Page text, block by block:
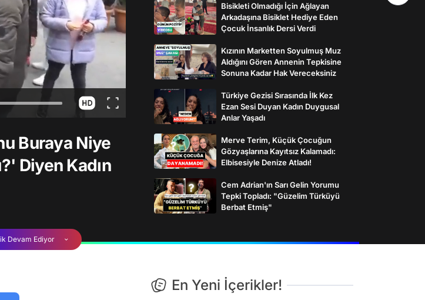
Buraya Niye
Diyen Kadın
Bisikleti Olmadığı İçin Ağlayan
Arkadaşına Bisiklet Hediye Eden
Çocuk İnsanlık Dersi Verdi
Kızının Marketten Soyulmuş Muz
Aldığını Gören Annenin Tepkisine
Sonuna Kadar Hak Vereceksiniz
Türkiye Gezisi Sırasında İlk Kez
Ezan Sesi Duyan Kadın Duygusal
Anlar Yaşadı
Merve Terim, Küçük Çocuğun
Gözyaşlarına Kayıtsız Kalamadı:
Elbisesiyle Denize Atladı!
Cem Adrian'ın Sarı Gelin Yorumu
Tepki Topladı: "Güzelim Türküyü
Berbat Etmiş"
Devam Ediyor
En Yeni İçerikler!